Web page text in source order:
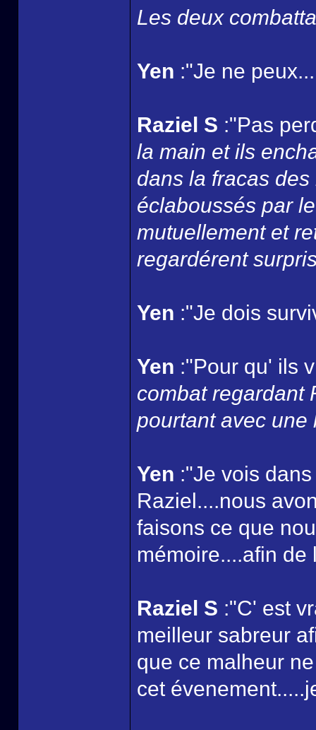
Les deux
Yen :"Je ne
Raziel S :"Pas
la main et ils
dans la fracas
éclaboussés par
mutuellement et
regardérent
Yen :"Je dois
Yen :"Pour qu' ils
combat regardant
pourtant avec une
Yen :"Je vois
Raziel....nous
faisons ce que
mémoire....afin de
Raziel S :"C' est
meilleur sabreur
que ce malheur
cet